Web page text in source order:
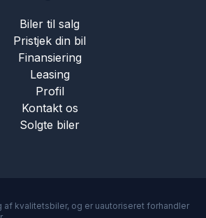
Biler til salg
Pristjek din bil
Finansiering
Leasing
Profil
Kontakt os
Solgte biler
af kvalitetsbiler, og er uautoriseret forhandler